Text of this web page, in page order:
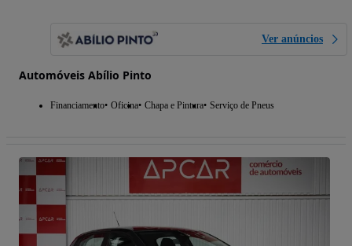
Ver anúncios
Automóveis Abílio Pinto
Financiamento Oficina Chapa e Pintura Serviço de Pneus